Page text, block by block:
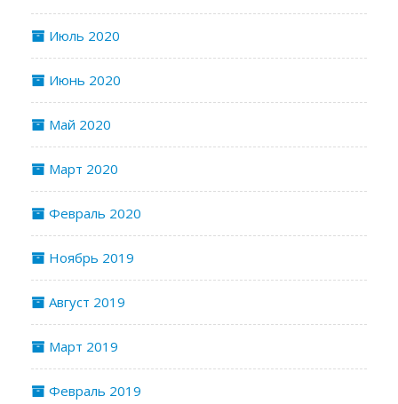
Июль 2020
Июнь 2020
Май 2020
Март 2020
Февраль 2020
Ноябрь 2019
Август 2019
Март 2019
Февраль 2019